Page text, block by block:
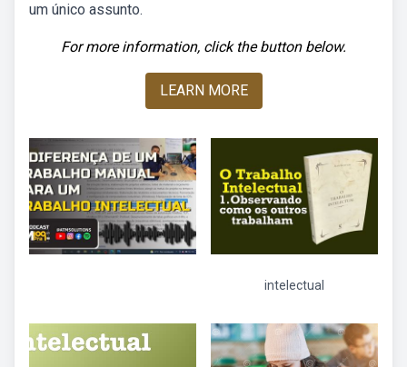
um único assunto.
For more information, click the button below.
LEARN MORE
intelectual